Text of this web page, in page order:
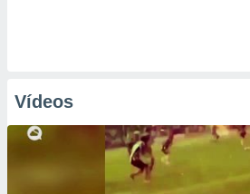
Vídeos